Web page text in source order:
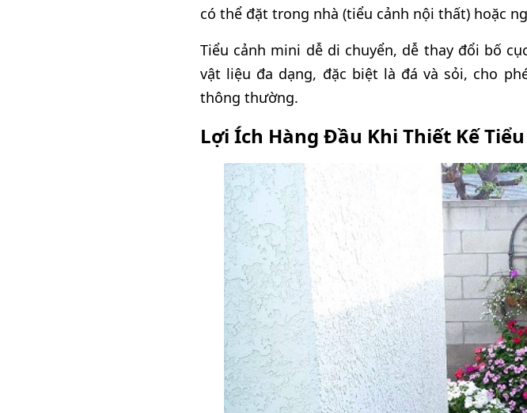
có thể đặt trong nhà (tiểu cảnh nội thất) hoặc
Tiểu cảnh mini dễ di chuyển, dễ thay đổi bố
vật liệu đa dạng, đặc biệt là đá và sỏi, cho
thông thường.
Lợi Ích Hàng Đầu Khi Thiết Kế